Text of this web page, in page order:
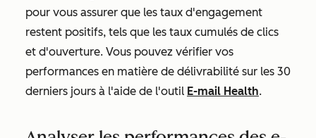
pour vous assurer que les taux d'engagement
restent positifs, tels que les taux cumulés de clics
et d'ouverture. Vous pouvez vérifier vos
performances en matière de délivrabilité sur les 30
derniers jours à l'aide de l'outil E-mail Health.